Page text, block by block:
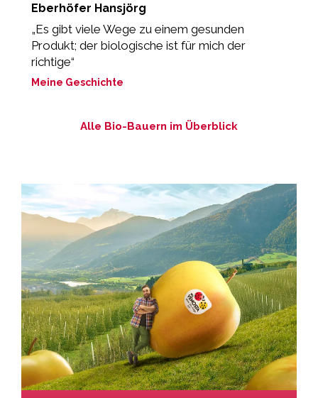
Eberhöfer Hansjörg
„Es gibt viele Wege zu einem gesunden
Produkt; der biologische ist für mich der
richtige“
Meine Geschichte
Alle Bio-Bauern im Überblick